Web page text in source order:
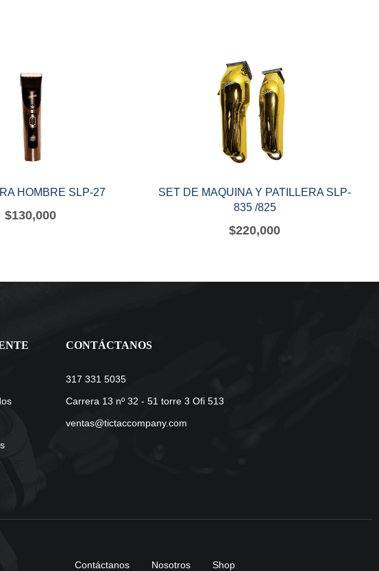
HOMBRE SLP-27
$130,000
SET DE MAQUINA Y PATILLERA SLP-
835 /825
$220,000
CONTÁCTANOS
317 331 5035
Carrera 13 nº 32 - 51 torre 3 Ofi 513
ventas@tictaccompany.com
Contáctanos Nosotros Shop